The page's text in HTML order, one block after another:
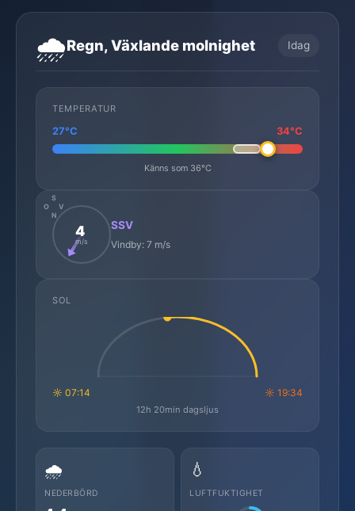
🌧️Regn, Växlande molnighet Idag
TEMPERATUR
27°C 34°C
Känns som 36°C
N
S
O
V
4
m/s
SSV
Vindby: 7 m/s
SOL
☼ 07:14 ☼ 19:34
12h 20min dagsljus
🌧️
NEDERBÖRD
💧
LUFTFUKTIGHET